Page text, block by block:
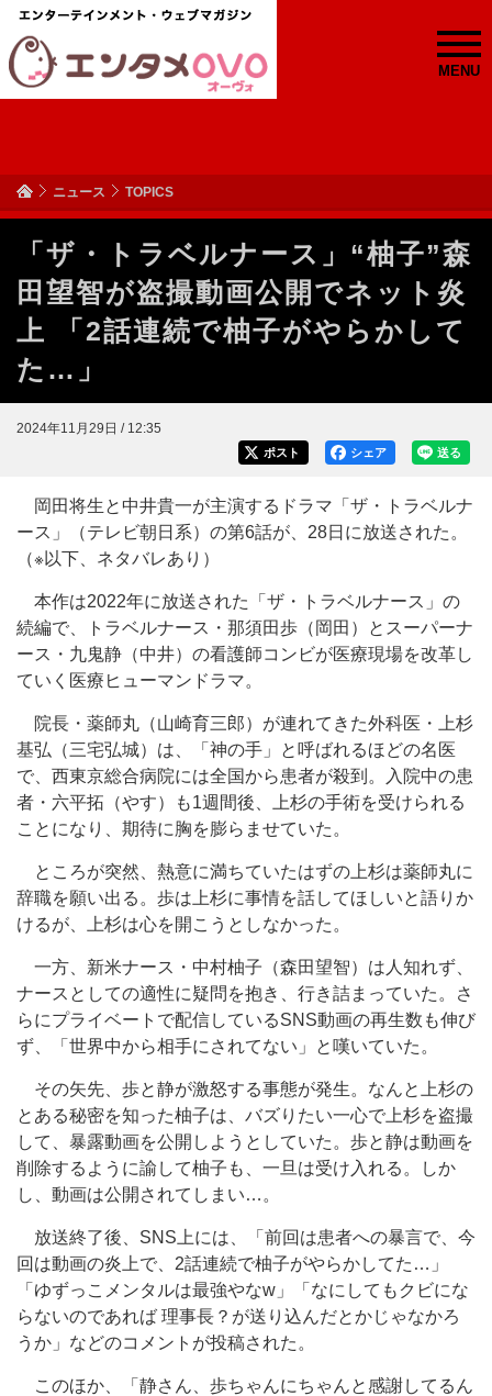
MENU
ニュース TOPICS
「ザ・トラベルナース」“柚子”森
田望智が盗撮動画公開でネット炎
上 「2話連続で柚子がやらかして
た…」
2024年11月29日 / 12:35
送る
シェア
ポスト
岡田将生と中井貴一が主演するドラマ「ザ・トラベルナ
ース」（テレビ朝日系）の第6話が、28日に放送された。
（※以下、ネタバレあり）
本作は2022年に放送された「ザ・トラベルナース」の
続編で、トラベルナース・那須田歩（岡田）とスーパーナ
ース・九鬼静（中井）の看護師コンビが医療現場を改革し
ていく医療ヒューマンドラマ。
院長・薬師丸（山崎育三郎）が連れてきた外科医・上杉
基弘（三宅弘城）は、「神の手」と呼ばれるほどの名医
で、西東京総合病院には全国から患者が殺到。入院中の患
者・六平拓（やす）も1週間後、上杉の手術を受けられる
ことになり、期待に胸を膨らませていた。
ところが突然、熱意に満ちていたはずの上杉は薬師丸に
辞職を願い出る。歩は上杉に事情を話してほしいと語りか
けるが、上杉は心を開こうとしなかった。
一方、新米ナース・中村柚子（森田望智）は人知れず、
ナースとしての適性に疑問を抱き、行き詰まっていた。さ
らにプライベートで配信しているSNS動画の再生数も伸び
ず、「世界中から相手にされてない」と嘆いていた。
その矢先、歩と静が激怒する事態が発生。なんと上杉の
とある秘密を知った柚子は、バズりたい一心で上杉を盗撮
して、暴露動画を公開しようとしていた。歩と静は動画を
削除するように諭して柚子も、一旦は受け入れる。しか
し、動画は公開されてしまい…。
放送終了後、SNS上には、「前回は患者への暴言で、今
回は動画の炎上で、2話連続で柚子がやらかしてた…」
「ゆずっこメンタルは最強やなw」「なにしてもクビにな
らないのであれば 理事長？が送り込んだとかじゃなかろ
うか」などのコメントが投稿された。
このほか、「静さん、歩ちゃんにちゃんと感謝してるん